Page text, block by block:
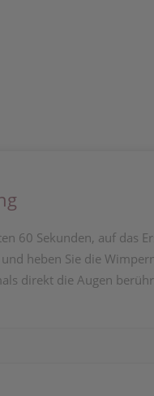
60 Sekunden, auf das
heben Sie die
direkt die Augen